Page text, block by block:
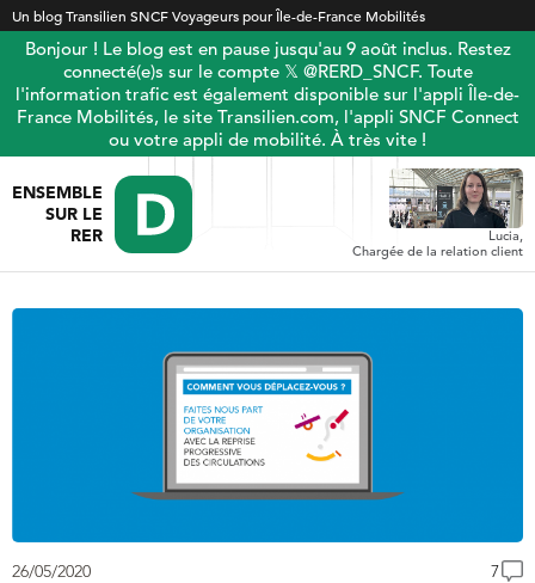
Un blog Transilien SNCF Voyageurs pour Île-de-France Mobilités
Bonjour ! Le blog est en pause jusqu'au 9 août inclus. Restez
connecté(e)s sur le compte 𝕏 @RERD_SNCF. Toute
l'information trafic est également disponible sur l'appli Île-de-
France Mobilités, le site Transilien.com, l'appli SNCF Connect
ou votre appli de mobilité. À très vite !
ENSEMBLE
SUR LE
RER
Lucia,
Chargée de la relation client
26/05/2020 7